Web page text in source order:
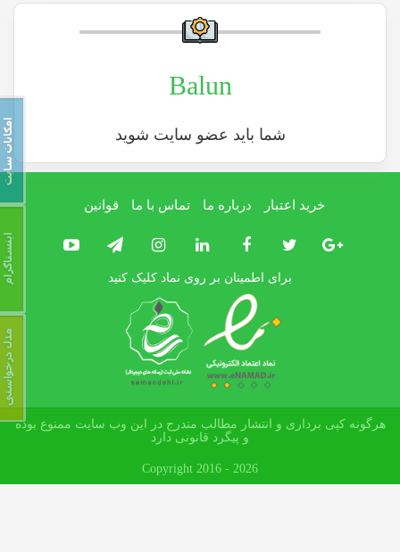
Balun
شما باید عضو سایت شوید
خرید اعتبار درباره ما تماس با ما قوانین
برای اطمینان بر روی نماد کلیک کنید
هرگونه کپی برداری و انتشار مطالب مندرج در این وب سایت ممنوع بوده
و پیگرد قانونی دارد
Copyright 2016 - 2026